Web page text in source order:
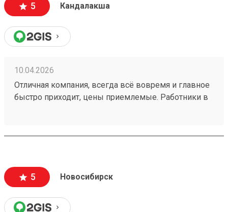
5 Кандалакша
10.04.2026
Отличная компания, всегда всё вовремя и главное
быстро приходит, цены приемлемые. Работники в
стране. Заказ 260008565 от 13.01.2026.
5 Новосибирск